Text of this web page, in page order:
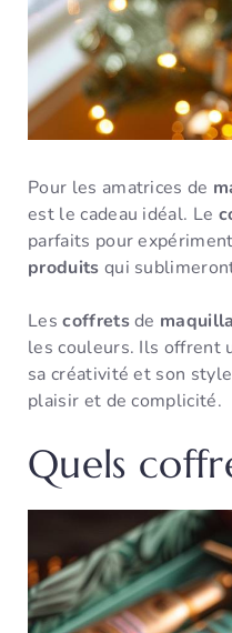
Pour les amatrices de
est le cadeau idéal. Le
parfaits pour
produits qui
Lescoffretsde
les couleurs. Ils offrent
sa créativité et son
plaisir et de complicité.
Quels